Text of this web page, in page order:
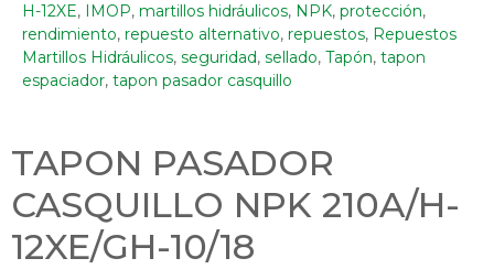
H-12XE, IMOP, martillos hidráulicos, NPK, protección,
rendimiento, repuesto alternativo, repuestos, Repuestos
Martillos Hidráulicos, seguridad, sellado, Tapón, tapon
espaciador, tapon pasador casquillo
TAPON PASADOR
CASQUILLO NPK 210A/H-
12XE/GH-10/18